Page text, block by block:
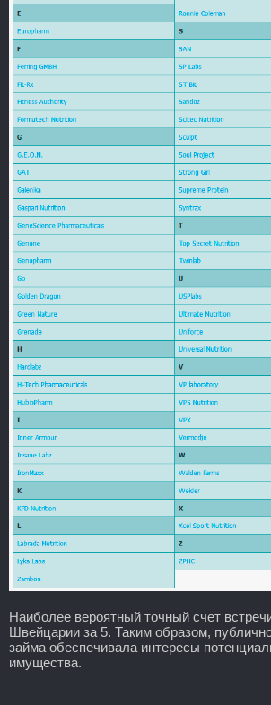
Наиболее вероятный точный счет
Швейцарии за 5. Таким образом,
займа обеспечивала интересы
имущества.